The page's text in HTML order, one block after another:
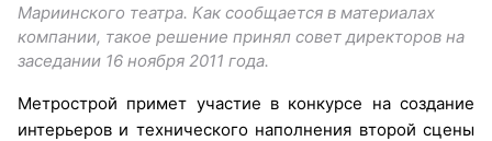
Мариинского театра. Как сообщается в материалах
компании, такое решение принял совет директоров на
заседании 16 ноября 2011 года.
Метрострой примет участие в конкурсе на создание
интерьеров и технического наполнения второй сцены